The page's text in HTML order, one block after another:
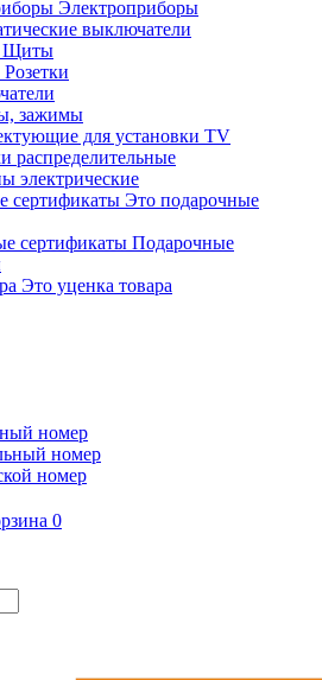
Электроприборы
выключатели
Щиты
зажимы
для установки TV
распределительные
электрические
Это подарочные
Подарочные
Это уценка товара
номер
номер
номер
0